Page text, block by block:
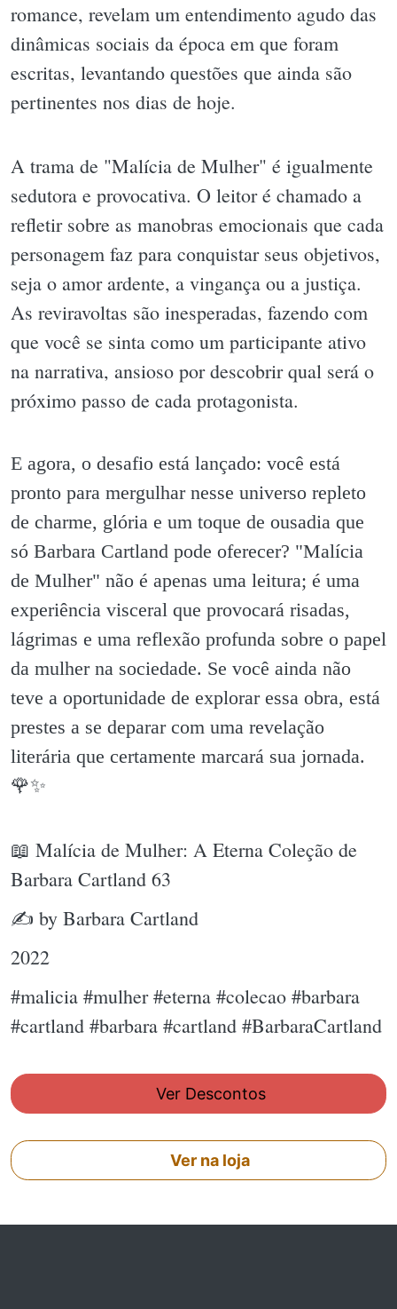
romance, revelam um entendimento agudo das
dinâmicas sociais da época em que foram
escritas, levantando questões que ainda são
pertinentes nos dias de hoje.
A trama de "Malícia de Mulher" é igualmente
sedutora e provocativa. O leitor é chamado a
refletir sobre as manobras emocionais que cada
personagem faz para conquistar seus objetivos,
seja o amor ardente, a vingança ou a justiça.
As reviravoltas são inesperadas, fazendo com
que você se sinta como um participante ativo
na narrativa, ansioso por descobrir qual será o
próximo passo de cada protagonista.
E agora, o desafio está lançado: você está
pronto para mergulhar nesse universo repleto
de charme, glória e um toque de ousadia que
só Barbara Cartland pode oferecer? "Malícia
de Mulher" não é apenas uma leitura; é uma
experiência visceral que provocará risadas,
lágrimas e uma reflexão profunda sobre o papel
da mulher na sociedade. Se você ainda não
teve a oportunidade de explorar essa obra, está
prestes a se deparar com uma revelação
literária que certamente marcará sua jornada.
🌹✨️
📖 Malícia de Mulher: A Eterna Coleção de
Barbara Cartland 63
✍ by Barbara Cartland
2022
#malicia #mulher #eterna #colecao #barbara
#cartland #barbara #cartland #BarbaraCartland
Ver Descontos
Ver na loja